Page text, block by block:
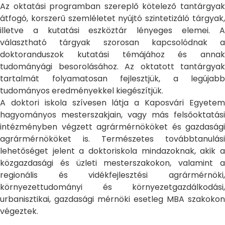
Az oktatási programban szereplő kötelező tantárgyak
átfogó, korszerű szemléletet nyújtó szintetizáló tárgyak,
illetve a kutatási eszköztár lényeges elemei. A
választható tárgyak szorosan kapcsolódnak a
doktoranduszok kutatási témájához és annak
tudományági besorolásához. Az oktatott tantárgyak
tartalmát folyamatosan fejlesztjük, a legújabb
tudományos eredményekkel kiegészítjük.
A doktori iskola szívesen látja a Kaposvári Egyetem
hagyományos mesterszakjain, vagy más felsőoktatási
intézményben végzett agrármérnököket és gazdasági
agrármérnököket is. Természetes továbbtanulási
lehetőséget jelent a doktoriskola mindazoknak, akik a
közgazdasági és üzleti mesterszakokon, valamint a
regionális és vidékfejlesztési agrármérnöki,
környezettudományi és környezetgazdálkodási,
urbanisztikai, gazdasági mérnöki esetleg MBA szakokon
végeztek.